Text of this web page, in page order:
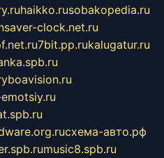
haikko.rusobakopedia.ru
clock.net.ru
7bit.pp.rukalugatur.ru
схема-авто.рф
music8.spb.ru